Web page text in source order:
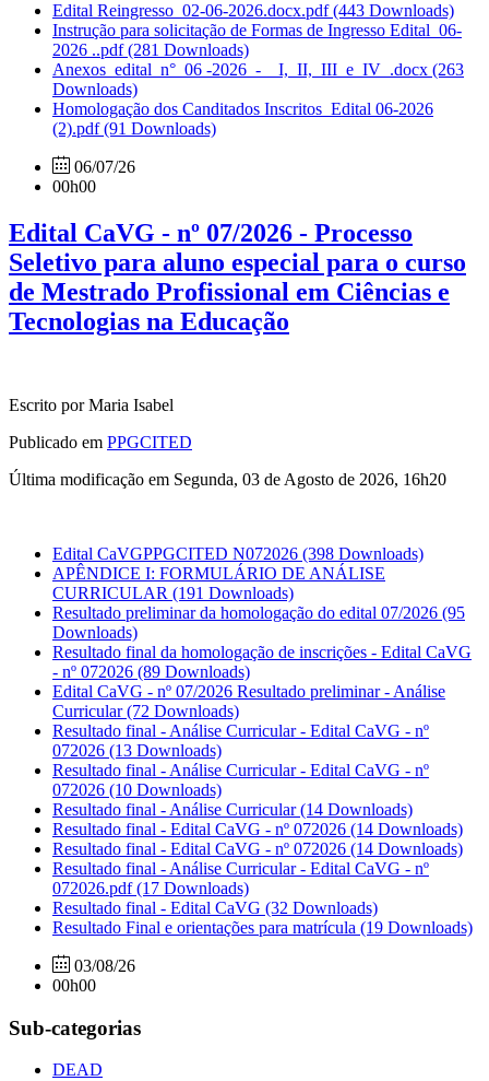
Edital Reingresso_02-06-2026.docx.pdf(443 Downloads)
Instrução para solicitação de Formas de Ingresso Edital_06-
2026 ..pdf(281 Downloads)
Anexos_edital_n°_06 -2026_-__I,_II,_III_e_IV_.docx (263
Downloads)
Homologação dos Canditados Inscritos_Edital 06-2026
(2).pdf(91 Downloads)
06/07/26
00h00
Edital CaVG - nº 07/2026 - Processo
Seletivo para aluno especial para o curso
de Mestrado Profissional em Ciências e
Tecnologias na Educação
Escrito por Maria Isabel
Publicado em PPGCITED
Última modificação em Segunda, 03 de Agosto de 2026, 16h20
Edital CaVGPPGCITED N072026 (398 Downloads)
APÊNDICE I: FORMULÁRIO DE ANÁLISE
CURRICULAR (191 Downloads)
Resultado preliminar da homologação do edital 07/2026 (95
Downloads)
Resultado final da homologação de inscrições - Edital CaVG
- nº 072026 (89 Downloads)
Edital CaVG - nº 07/2026 Resultado preliminar - Análise
Curricular(72 Downloads)
Resultado final - Análise Curricular - Edital CaVG - nº
072026 (13 Downloads)
Resultado final - Análise Curricular - Edital CaVG - nº
072026 (10 Downloads)
Resultado final - Análise Curricular(14 Downloads)
Resultado final - Edital CaVG - nº 072026 (14 Downloads)
Resultado final - Edital CaVG - nº 072026 (14 Downloads)
Resultado final - Análise Curricular - Edital CaVG - nº
072026.pdf(17 Downloads)
Resultado final - Edital CaVG (32 Downloads)
Resultado Final e orientações para matrícula (19 Downloads)
03/08/26
00h00
Sub-categorias
DEAD